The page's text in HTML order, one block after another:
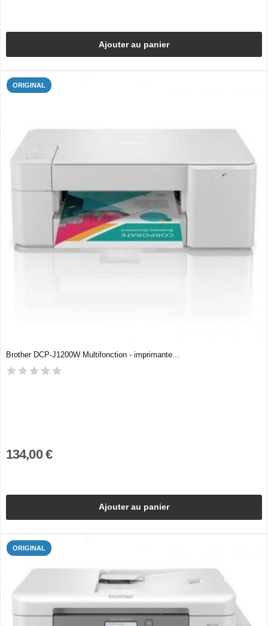
Ajouter au panier
ORIGINAL
Brother DCP-J1200W Multifonction - imprimante...
134,00 €
Ajouter au panier
ORIGINAL